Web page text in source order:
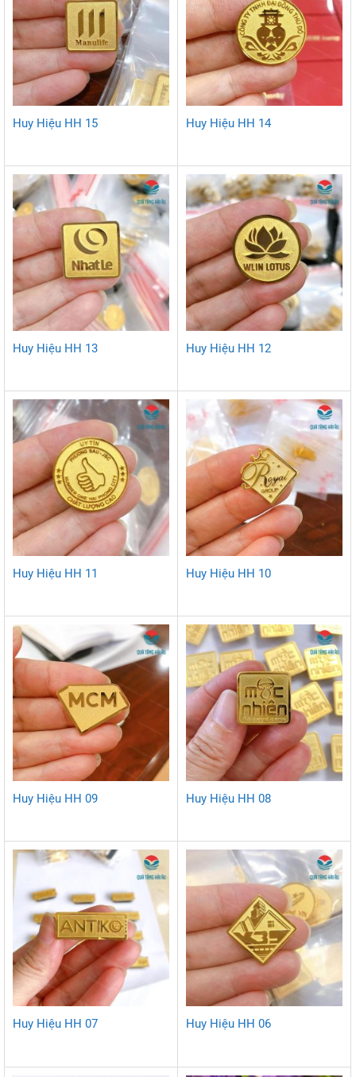
Huy Hiệu HH 15 Huy Hiệu HH 14
Huy Hiệu HH 13 Huy Hiệu HH 12
Huy Hiệu HH 11 Huy Hiệu HH 10
Huy Hiệu HH 09 Huy Hiệu HH 08
Huy Hiệu HH 07 Huy Hiệu HH 06